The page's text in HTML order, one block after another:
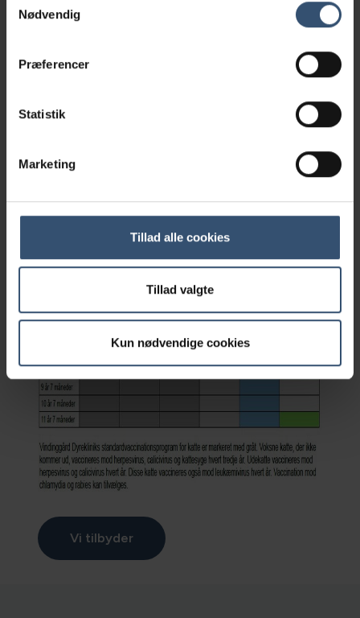
Nødvendig
Præferencer
Statistik
Marketing
Tillad alle cookies
Tillad valgte
Kun nødvendige cookies
en vaccination. Derfor anbefales det, at disse
katte får de tre kernevacciner hvert år.
Vaccination mod leukæmivirus og chlamydia skal
Vaccination mod rabies kan foretages fra katten
Vi tilbyder